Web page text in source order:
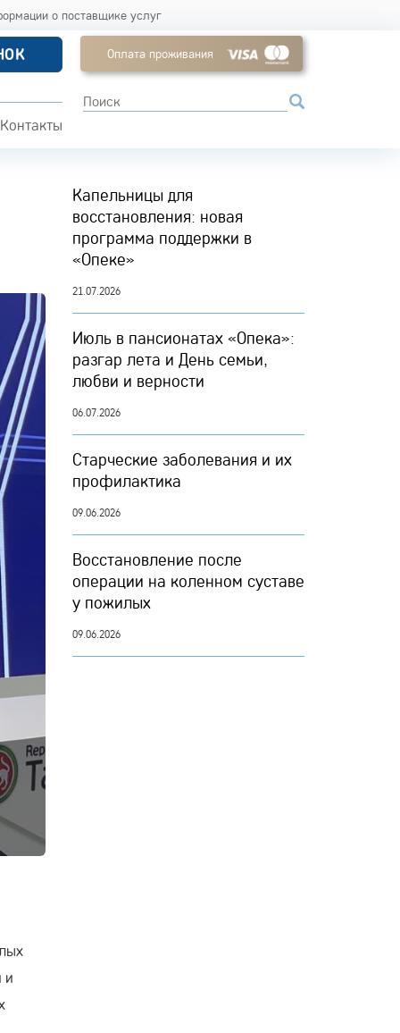
о поставщике услуг
Контакты
Оплата проживания
и
Капельницы для
восстановления: новая
программа поддержки в
«Опеке»
21.07.2026
Июль в пансионатах «Опека»:
разгар лета и День семьи,
любви и верности
06.07.2026
Старческие заболевания и их
профилактика
09.06.2026
Восстановление после
операции на коленном суставе
у пожилых
09.06.2026